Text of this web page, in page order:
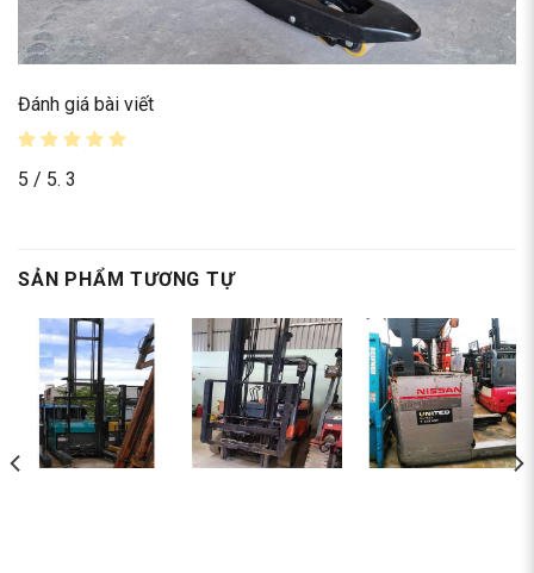
Đánh giá bài viết
5 / 5. 3
SẢN PHẨM TƯƠNG TỰ